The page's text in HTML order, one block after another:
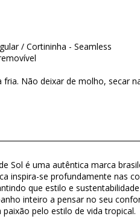
/ Cortininha - Seamless
fria. Não deixar de molho, secar
(LYCRA) - OEKO-TEX -
Elastane - Oeko-Tex
Sol é uma autêntica marca
inspira-se profundamente nas
que estilo e
inteiro a pensar no seu
paixão pelo estilo de vida tropical.